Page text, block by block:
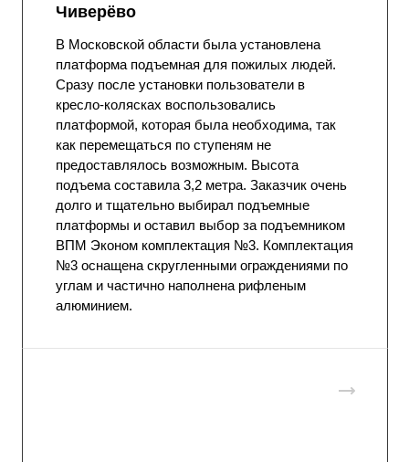
Чиверёво
В Московской области была установлена
платформа подъемная для пожилых людей.
Сразу после установки пользователи в
кресло-колясках воспользовались
платформой, которая была необходима, так
как перемещаться по ступеням не
предоставлялось возможным. Высота
подъема составила 3,2 метра. Заказчик очень
долго и тщательно выбирал подъемные
платформы и оставил выбор за подъемником
ВПМ Эконом комплектация №3. Комплектация
№3 оснащена скругленными ограждениями по
углам и частично наполнена рифленым
алюминием.